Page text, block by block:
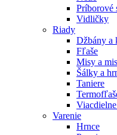
Príborové
Vidličky
Riady
Džbány a
Fľaše
Misy a
Šálky a
Taniere
Varenie
Hrnce